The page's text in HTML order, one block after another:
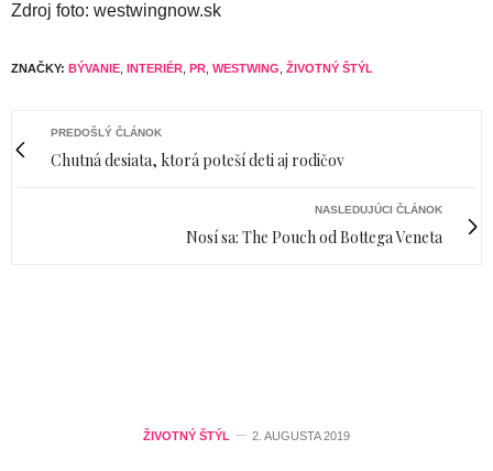
Zdroj foto: westwingnow.sk
ZNAČKY: BÝVANIE INTERIÉR PR WESTWING ŽIVOTNÝ ŠTÝL
PREDOŠLÝ ČLÁNOK
Chutná desiata, ktorá poteší deti aj rodičov
NASLEDUJÚCI ČLÁNOK
Nosí sa: The Pouch od Bottega Veneta
ŽIVOTNÝ ŠTÝL 2. AUGUSTA 2019